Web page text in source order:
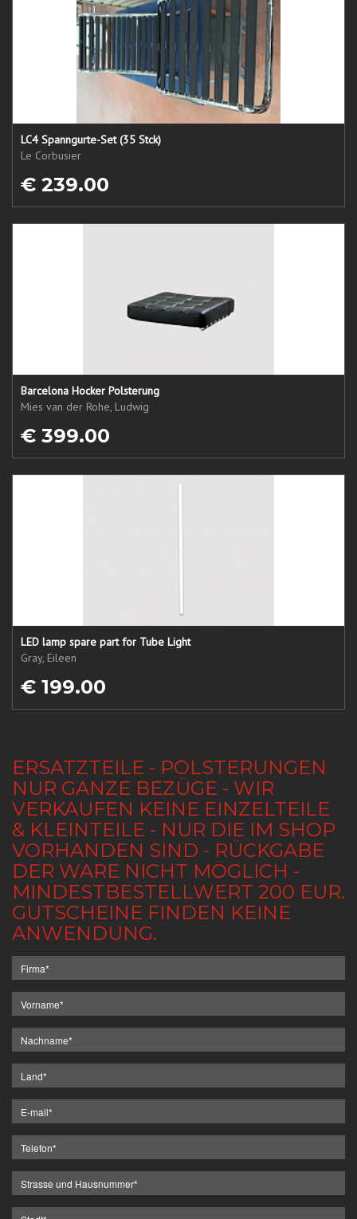
LC4 Spanngurte-Set (35 Stck)
Le Corbusier
€ 239.00
Barcelona Hocker Polsterung
Mies van der Rohe, Ludwig
€ 399.00
LED lamp spare part for Tube Light
Gray, Eileen
€ 199.00
ERSATZTEILE - POLSTERUNGEN
NUR GANZE BEZÜGE - WIR
VERKAUFEN KEINE EINZELTEILE
& KLEINTEILE - NUR DIE IM SHOP
VORHANDEN SIND - RÜCKGABE
DER WARE NICHT MÖGLICH -
MINDESTBESTELLWERT 200 EUR.
GUTSCHEINE FINDEN KEINE
ANWENDUNG.